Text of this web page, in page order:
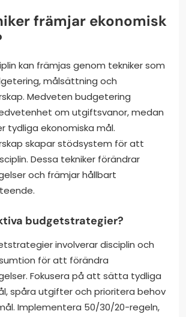
främjar ekonomisk
kan främjas genom tekniker som
målsättning och
Medveten budgetering
om utgiftsvanor, medan
tydliga ekonomiska mål.
skapar stödsystem för att
Dessa tekniker förändrar
och främjar hållbart
budgetstrategier?
involverar disciplin och
för att förändra
Fokusera på att sätta tydliga
spåra utgifter och prioritera behov
Implementera 50/30/20-regeln,